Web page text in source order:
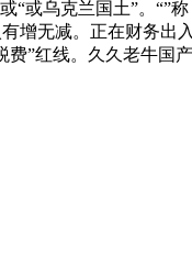
“或乌克兰国土”。
增无减。正在财务
”红线。久久老牛国产